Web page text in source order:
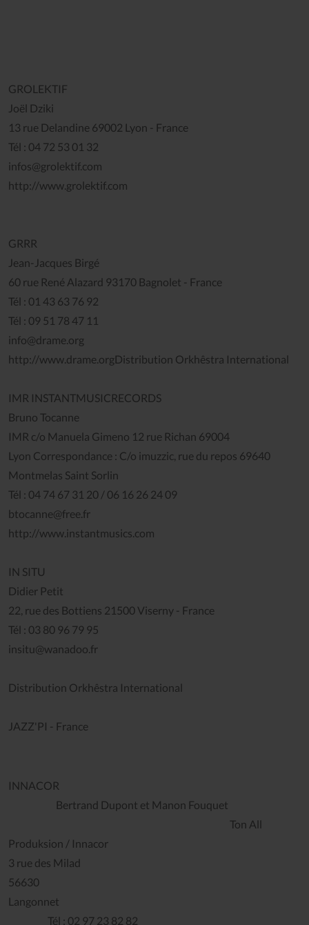
GROLEKTIF
Joël Dziki
13 rue Delandine 69002 Lyon - France
Tél : 04 72 53 01 32
infos@grolektif.com
http://www.grolektif.com
GRRR
Jean-Jacques Birgé
60 rue René Alazard 93170 Bagnolet - France
Tél : 01 43 63 76 92
Tél : 09 51 78 47 11
info@drame.org
http://www.drame.orgDistribution Orkhêstra International
IMR INSTANTMUSICRECORDS
Bruno Tocanne
IMR c/o Manuela Gimeno 12 rue Richan 69004
Lyon Correspondance : C/o imuzzic, rue du repos 69640
Montmelas Saint Sorlin
Tél : 04 74 67 31 20 / 06 16 26 24 09
btocanne@free.fr
http://www.instantmusics.com
IN SITU
Didier Petit
22, rue des Bottiens 21500 Viserny - France
Tél : 03 80 96 79 95
insitu@wanadoo.fr
Distribution Orkhêstra International
JAZZ'PI - France
INNACOR
Bertrand Dupont et Manon Fouquet
Ton All
Produksion / Innacor
3 rue des Milad
56630
Langonnet
Tél : 02 97 23 82 82